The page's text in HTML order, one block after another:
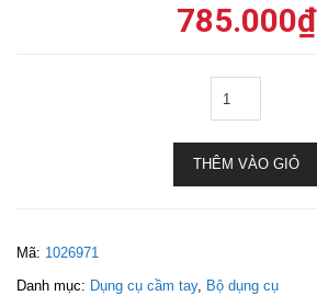
785.000₫
THÊM VÀO GIỎ
Mã: 1026971
Danh mục: Dụng cụ cầm tay, Bộ dụng cụ